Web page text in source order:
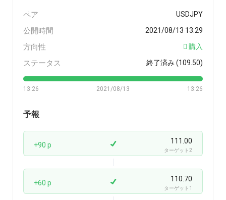
ペア USDJPY
公開時間 2021/08/13 13:29
方向性 購入
ステータス 終了済み (109.50)
13:26 13:26
2021/08/13
予報
+90 p 111.00
ターゲット2
+60 p 110.70
ターゲット1